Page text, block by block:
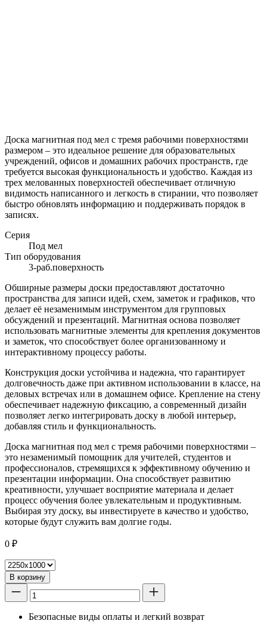
Доска магнитная под мел с тремя рабочими поверхностями
размером – это идеальное решение для образовательных
учреждений, офисов и домашних рабочих пространств, где
требуется высокая функциональность и удобство. Каждая из
трех мелованных поверхностей обеспечивает отличную
видимость написанного и легкость в стирании, что позволяет
быстро обновлять информацию и поддерживать порядок в
записях.
Серия
Под мел
Тип оборудования
3-раб.поверхность
Обширные размеры доски предоставляют достаточно
пространства для записи идей, схем, заметок и графиков, что
делает её незаменимым инструментом для групповых
обсуждений и презентаций. Магнитная основа позволяет
использовать магнитные элементы для крепления документов
и заметок, что способствует более организованному и
интерактивному процессу работы.
Конструкция доски устойчива и надежна, что гарантирует
долговечность даже при активном использовании в классе, на
деловых встречах или в домашнем офисе. Крепление на стену
обеспечивает надежную фиксацию, а современный дизайн
позволяет легко интегрировать доску в любой интерьер,
добавляя стиль и функциональность.
Доска магнитная под мел с тремя рабочими поверхностями –
это незаменимый помощник для учителей, студентов и
профессионалов, стремящихся к эффективному обучению и
презентации информации. Она способствует развитию
креативности, улучшает восприятие материала и делает
процесс обучения более увлекательным и продуктивным.
Выбирая эту доску, вы инвестируете в качество и удобство,
которые будут служить вам долгие годы.
0 ₽
В корзину
Безопасные виды оплаты и легкий возврат